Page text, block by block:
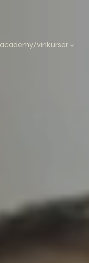
academy/vinkurser